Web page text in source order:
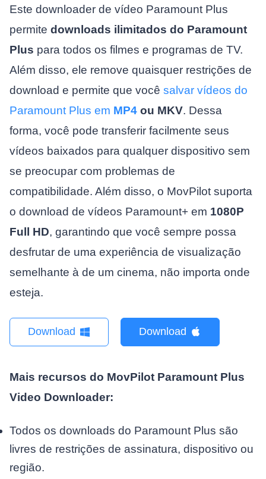
Este downloader de vídeo Paramount Plus
permite downloads ilimitados do Paramount
Plus para todos os filmes e programas de TV.
Além disso, ele remove quaisquer restrições de
download e permite que você salvar vídeos do
Paramount Plus em MP4ou MKV. Dessa
forma, você pode transferir facilmente seus
vídeos baixados para qualquer dispositivo sem
se preocupar com problemas de
compatibilidade. Além disso, o MovPilot suporta
o download de vídeos Paramount+ em 1080P
Full HD, garantindo que você sempre possa
desfrutar de uma experiência de visualização
semelhante à de um cinema, não importa onde
esteja.
Download Download
Mais recursos do MovPilot Paramount Plus
Video Downloader:
Todos os downloads do Paramount Plus são
livres de restrições de assinatura, dispositivo ou
região.